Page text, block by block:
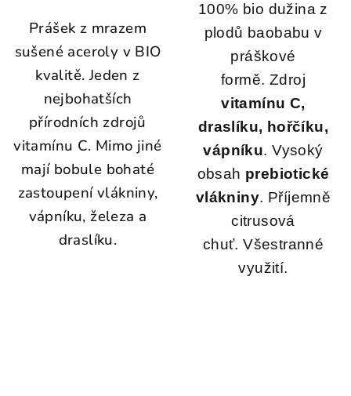
Prášek z mrazem
sušené aceroly v BIO
kvalitě. Jeden z
nejbohatších
přírodních zdrojů
vitamínu C. Mimo jiné
mají bobule bohaté
zastoupení vlákniny,
vápníku, železa a
draslíku.
100% bio dužina z
plodů baobabu v
práškové
formě. Zdroj
vitamínu C,
draslíku, hořčíku,
vápníku.Vysoký
obsah prebiotické
vlákniny. Příjemně
citrusová
chuť.Všestranné
využití.